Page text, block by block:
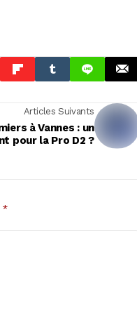
Articles Suivants
à Vannes : un
pour la Pro D2 ?
*